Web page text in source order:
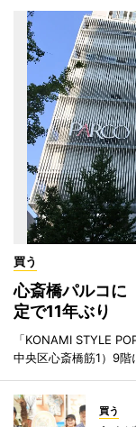
買う
心斎橋パルコ
定で11年ぶり
「KONAMI STYLE
中央区心斎橋筋1）9階
買う